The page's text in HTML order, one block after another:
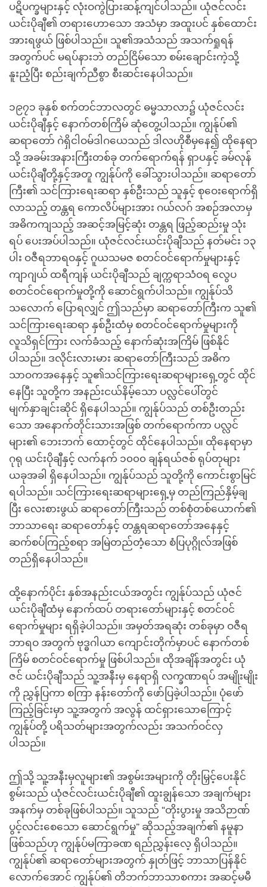
ပဋိပက္ခများနှင့် လုံးဝကွဲပြားဆန့်ကျင်ပါသည်။ ယုံဇင်လင်း
ယင်းပိုချီ၏ တရားဟောသော အသံမှာ အထူးပင် နှစ်ထောင်း
အားရဖွယ် ဖြစ်ပါသည်။ သူ၏အသံသည် အသက်ရှုရန်
အတွက်ပင် မရပ်နားဘဲ တည်ငြိမ်သော စမ်းချောင်းကဲ့သို့
နူးညံ့ပြီး စည်းချက်ညီစွာ စီးဆင်းနေပါသည်။
၁၉၇၁ ခုနှစ် စက်တင်ဘာလတွင် ဓမ္မသာလာ၌ ယုံဇင်လင်း
ယင်းပိုချီနှင့် နောက်တစ်ကြိမ် ဆုံတွေ့ပါသည်။ ကျွန်ုပ်၏
ဆရာတော် ဂဲရှိငါဝမ်ဒါဂယေသည် ဒါလဟိုစီမှနေ၍ ထိုနေရာ
သို့ အခမ်းအနားကြီးတစ်ခု တက်ရောက်ရန် ရှာပနှင့် ခမ်လုန်
ယင်းပိုချီတို့နှင့်အတူ ကျွန်ုပ်ကို ခေါ်သွားပါသည်။ ဆရာတော်
ကြီး၏ သင်ကြားရေးဆရာ နှစ်ဦးသည် သူနှင့် စုဝေးရောက်ရှိ
လာသည့် တန္တရ ကောလိပ်များအား ဂယ်လဂ် အစဉ်အလာမှ
အဓိကကျသည့် အဆင့်အမြင့်ဆုံး တန္တရ ဖြည့်ဆည်းမှု သုံး
ရပ် ပေးအပ်ပါသည်။ ယုံဇင်လင်းယင်းပိုချီသည် နတ်မင်း ၁၃
ပါး ဝဇီရဘာရဝနှင့် ဂူယသမဇ စတင်ဝင်ရောက်မှုများနှင့်
ကျာဂျယ် ထရီကျန် ယင်းပိုချီသည် ချက္ကရာသံဝရ လွေပ
စတင်ဝင်ရောက်မှုတို့ကို ဆောင်ရွက်ပါသည်။ ကျွန်ုပ်သိ
သလောက် ပြောရလျှင် ဤသည်မှာ ဆရာတော်ကြီးက သူ၏
သင်ကြားရေးဆရာ နှစ်ဦးထံမှ စတင်ဝင်ရောက်မှုများကို
လူသိရှင်ကြား လက်ခံသည့် နောက်ဆုံးအကြိမ် ဖြစ်နိုင်
ပါသည်။ ဒလိုင်းလားမား ဆရာတော်ကြီးသည် အဓိက
သာဝကအနေနှင့် သူ၏သင်ကြားရေးဆရာများရှေ့တွင် ထိုင်
နေပြီး သူတို့က အနည်းငယ်နိမ့်သော ပလ္လင်ပေါ်တွင်
မျက်နှာချင်းဆိုင် ရှိနေပါသည်။ ကျွန်ုပ်သည် တစ်ဦးတည်း
သော အနောက်တိုင်းသားအဖြစ် တက်ရောက်ကာ ပလ္လင်
များ၏ ဘေးဘက် ထောင့်တွင် ထိုင်နေပါသည်။ ထိုနေရာမှာ
ဂုရု ယင်းပိုချီနှင့် လက်နက် ၁၀၀၀ ချန်ရယ်ဇစ် ရုပ်တုများ
ယခုအခါ ရှိနေပါသည်။ ကျွန်ုပ်သည် သူတို့ကို ကောင်းစွာမြင်
ရပါသည်။ သင်ကြားရေးဆရာများရှေ့မှ တည်ကြည်နှိမ့်ချ
ပြီး လေးစားဖွယ် ဆရာတော်ကြီးသည် တစ်စုံတစ်ယောက်၏
ဘာသာရေး ဆရာတော်နှင့် တန္တရဆရာတော်အနေနှင့်
ဆက်စပ်ကြည့်စရာ အမြဲတည်တံ့သော စံပြပုဂ္ဂိုလ်အဖြစ်
တည်ရှိနေပါသည်။
ထို့နောက်ပိုင်း နှစ်အနည်းငယ်အတွင်း ကျွန်ုပ်သည် ယုံဇင်
ယင်းပိုချီထံမှ နောက်ထပ် တရားတော်များနှင့် စတင်ဝင်
ရောက်မှုများ ရရှိခဲ့ပါသည်။ အမှတ်အရဆုံး တစ်ခုမှာ ဝဇီရ
ဘာရဝ အတွက် ဗုဒ္ဓဂါယာ ကျောင်းတိုက်မှာပင် နောက်တစ်
ကြိမ် စတင်ဝင်ရောက်မှု ဖြစ်ပါသည်။ ထိုအချိန်အတွင်း ယုံ
ဇင် ယင်းပိုချီသည် သူ့အနီးမှ နေရာရှိ လက္ခဏာရပ် အမျိုးမျိုး
ကို ညွှန်ပြကာ စကြာ နန်းတော်ကို ဖော်ပြခဲ့ပါသည်။ ပုံဖော်
ကြည့်ခြင်းမှာ သူ့အတွက် အလွန် ထင်ရှားသောကြောင့်
ကျွန်ုပ်တို့ ပရိသတ်များအတွက်လည်း အသက်ဝင်လှ
ပါသည်။
ဤသို့ သူ့အနီးမှလူများ၏ အစွမ်းအများကို တိုးမြှင့်ပေးနိုင်
စွမ်းသည် ယုံဇင်လင်းယင်းပိုချီ၏ ထူးချွန်သော အချက်များ
အနက်မှ တစ်ခုဖြစ်ပါသည်။ သူသည် “တိုးပွားမှု အသိဉာဏ်
ပွင့်လင်းစေသော ဆောင်ရွက်မှု” ဆိုသည့်အချက်၏ နမူနာ
ဖြစ်သည်ဟု ကျွန်ုပ်မကြာခဏ ရည်ညွှန်းလေ့ ရှိပါသည်။
ကျွန်ုပ်၏ ဆရာတော်များအတွက် နှုတ်ဖြင့် ဘာသာပြန်နိုင်
လောက်အောင် ကျွန်ုပ်၏ တိဘက်ဘာသာစကား အဆင့်မမီ